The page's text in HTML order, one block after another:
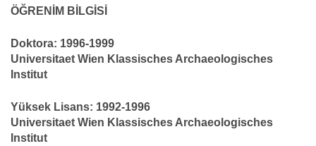
ÖĞRENİM BİLGİSİ
Doktora: 1996-1999
Universitaet Wien Klassisches Archaeologisches
Institut
Yüksek Lisans: 1992-1996
Universitaet Wien Klassisches Archaeologisches
Institut